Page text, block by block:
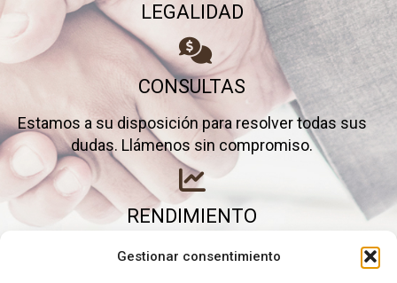
Gestionar consentimiento
LEGALIDAD
CONSULTAS
Estamos a su disposición para resolver todas sus
dudas. Llámenos sin compromiso.
RENDIMIENTO
Elimine gastos inútiles y saque el máximo partido a